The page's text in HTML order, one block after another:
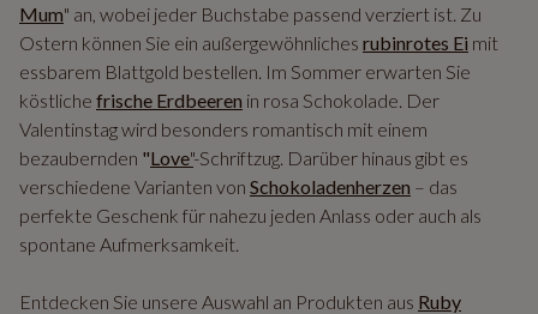
Mum" an, wobei jeder Buchstabe passend verziert ist. Zu
Ostern können Sie ein außergewöhnliches rubinrotes Ei mit
essbarem Blattgold bestellen. Im Sommer erwarten Sie
köstliche frische Erdbeeren in rosa Schokolade. Der
Valentinstag wird besonders romantisch mit einem
bezaubernden "Love"-Schriftzug. Darüber hinaus gibt es
verschiedene Varianten von Schokoladenherzen – das
perfekte Geschenk für nahezu jeden Anlass oder auch als
spontane Aufmerksamkeit.
Entdecken Sie unsere Auswahl an Produkten aus Ruby